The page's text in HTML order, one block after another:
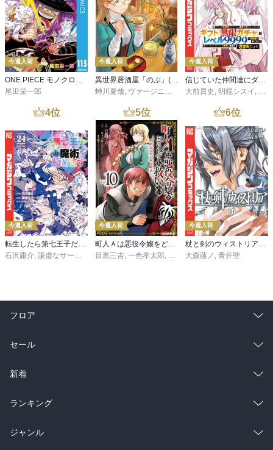
今週入荷
ONE PIECE モノクロ版 115
尾田栄一郎
今週入荷
異世界居酒屋「のぶ」(22)
蝉川夏哉, ヴァージニア二等兵 ,転
今週入荷
信じていた仲間達にダンジョン奥地で殺されかけたがギフト『無限ガチャ』でレベル９９９９の仲間達を手に入れて元パーティーメンバーと世界に復讐＆『ざまぁ！』します！（２３）
大前貴史 , 明鏡シスイ , ｔ
4位
今週入荷
転生したら第七王子だったので、気ままに魔術を極めます（２４）
石沢庸介, 謙虚なサークル メル。
5位
今週入荷
町人Ａは悪役令嬢をどうしても救いたい ～どぶと空と氷の姫君～１０【電子書店共通特典イラスト付】
目黒三吉, 一色孝太郎, Parum
6位
今週入荷
杖と剣のウィストリア（１６）
大森藤ノ , 青井聖
フロア
総合
ラノベ
雑誌・グラビア
BL・TL
セール
総合
ラノベ
雑誌・グラビア
新着
総合
ラノベ
ランキング
総合
ジャンル